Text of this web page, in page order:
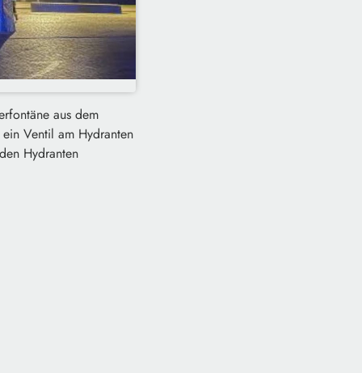
aus dem
Ventil am Hydranten
Hydranten